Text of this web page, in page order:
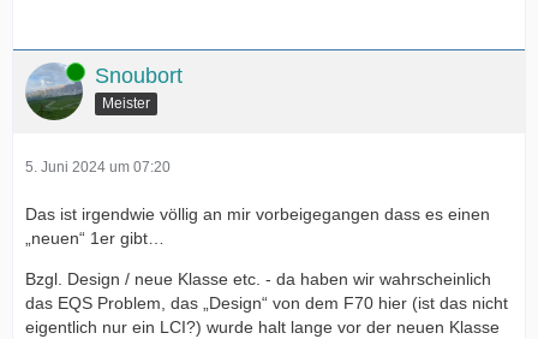
Online Snoubort
Meister
5. Juni 2024 um 07:20
Das ist irgendwie völlig an mir vorbeigegangen dass es einen
„neuen“ 1er gibt…
Bzgl. Design / neue Klasse etc. - da haben wir wahrscheinlich
das EQS Problem, das „Design“ von dem F70 hier (ist das nicht
eigentlich nur ein LCI?) wurde halt lange vor der neuen Klasse